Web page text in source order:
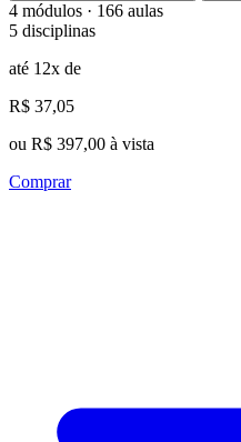
4 módulos · 166 aulas
5 disciplinas
até 12x de
R$ 37,05
ou R$ 397,00 à vista
Comprar